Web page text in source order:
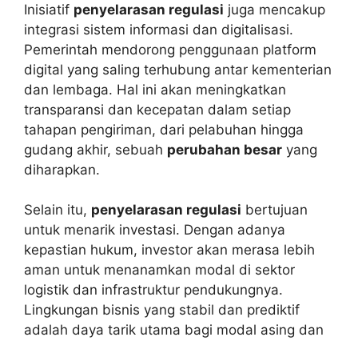
Inisiatif penyelarasan regulasi juga mencakup
integrasi sistem informasi dan digitalisasi.
Pemerintah mendorong penggunaan platform
digital yang saling terhubung antar kementerian
dan lembaga. Hal ini akan meningkatkan
transparansi dan kecepatan dalam setiap
tahapan pengiriman, dari pelabuhan hingga
gudang akhir, sebuah perubahan besar yang
diharapkan.
Selain itu, penyelarasan regulasi bertujuan
untuk menarik investasi. Dengan adanya
kepastian hukum, investor akan merasa lebih
aman untuk menanamkan modal di sektor
logistik dan infrastruktur pendukungnya.
Lingkungan bisnis yang stabil dan prediktif
adalah daya tarik utama bagi modal asing dan